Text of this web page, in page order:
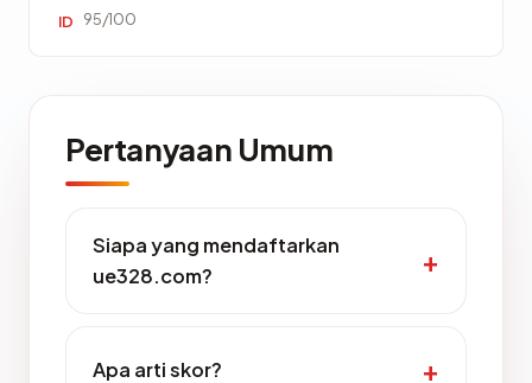
ID 95/100
Pertanyaan Umum
Siapa yang mendaftarkan
ue328.com?
Apa arti skor?